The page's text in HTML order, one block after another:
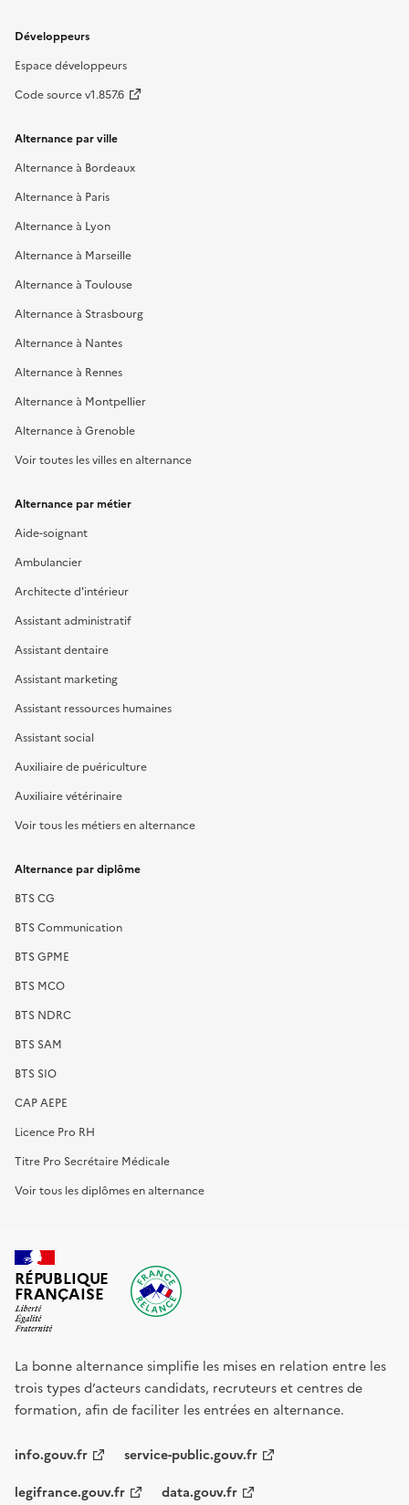
Développeurs
Espace développeurs
Code source v1.857.6
Alternance par ville
Alternance à Bordeaux
Alternance à Paris
Alternance à Lyon
Alternance à Marseille
Alternance à Toulouse
Alternance à Strasbourg
Alternance à Nantes
Alternance à Rennes
Alternance à Montpellier
Alternance à Grenoble
Voir toutes les villes en alternance
Alternance par métier
Aide-soignant
Ambulancier
Architecte d'intérieur
Assistant administratif
Assistant dentaire
Assistant marketing
Assistant ressources humaines
Assistant social
Auxiliaire de puériculture
Auxiliaire vétérinaire
Voir tous les métiers en alternance
Alternance par diplôme
BTS CG
BTS Communication
BTS GPME
BTS MCO
BTS NDRC
BTS SAM
BTS SIO
CAP AEPE
Licence Pro RH
Titre Pro Secrétaire Médicale
Voir tous les diplômes en alternance
RÉPUBLIQUE
FRANÇAISE
La bonne alternance simplifie les mises en relation entre les
trois types d’acteurs candidats, recruteurs et centres de
formation, afin de faciliter les entrées en alternance.
info.gouv.fr service-public.gouv.fr
legifrance.gouv.fr data.gouv.fr